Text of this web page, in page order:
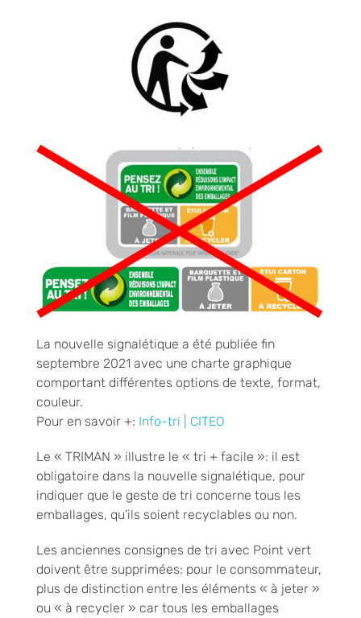
La nouvelle signalétique a été publiée fin
septembre 2021 avec une charte graphique
comportant différentes options de texte, format,
couleur.
Pour en savoir +: Info-tri | CITEO
Le « TRIMAN » illustre le « tri + facile »: il est
obligatoire dans la nouvelle signalétique, pour
indiquer que le geste de tri concerne tous les
emballages, qu’ils soient recyclables ou non.
Les anciennes consignes de tri avec Point vert
doivent être supprimées: pour le consommateur,
plus de distinction entre les éléments « à jeter »
ou « à recycler » car tous les emballages